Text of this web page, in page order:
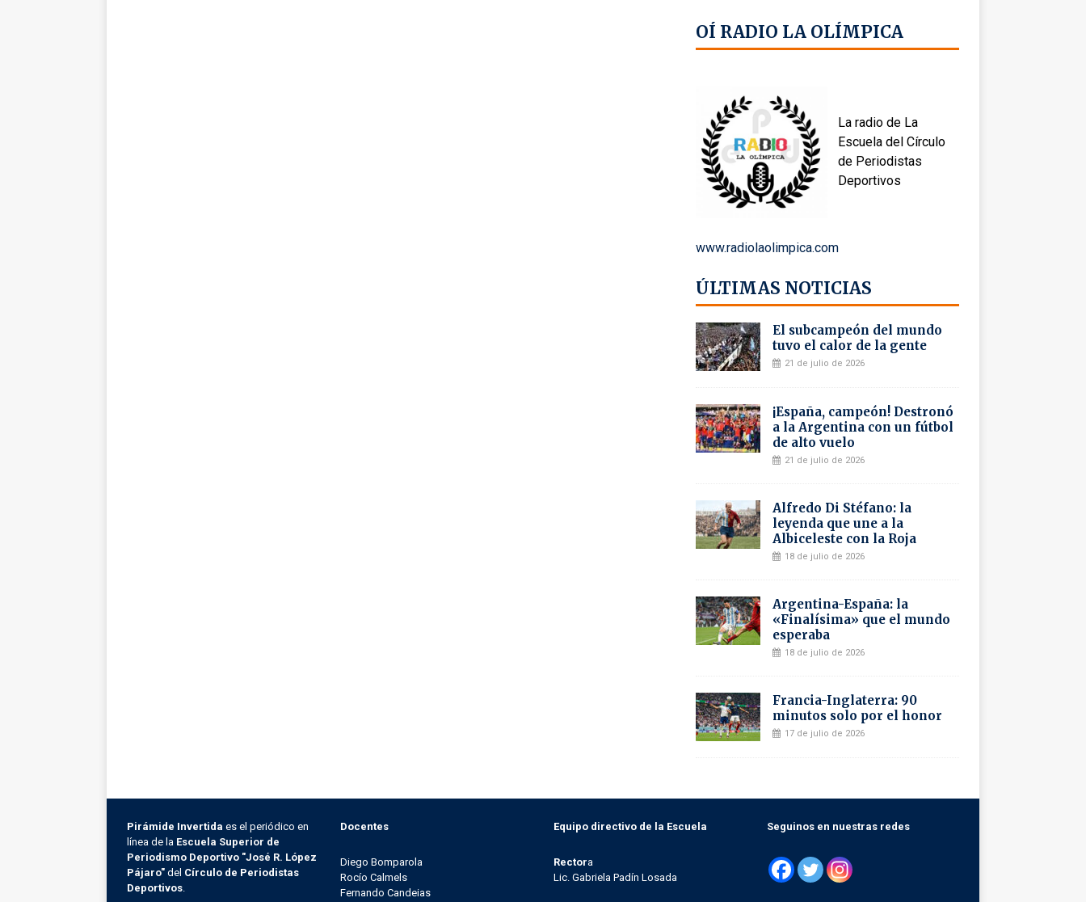
OÍ RADIO LA OLÍMPICA
La radio de La
Escuela del Círculo
de Periodistas
Deportivos
www.radiolaolimpica.com
ÚLTIMAS NOTICIAS
El subcampeón del mundo
tuvo el calor de la gente
21 de julio de 2026
¡España, campeón! Destronó
a la Argentina con un fútbol
de alto vuelo
21 de julio de 2026
Alfredo Di Stéfano: la
leyenda que une a la
Albiceleste con la Roja
18 de julio de 2026
Argentina-España: la
«Finalísima» que el mundo
esperaba
18 de julio de 2026
Francia-Inglaterra: 90
minutos solo por el honor
17 de julio de 2026
Pirámide Invertida es el periódico en
línea de la Escuela Superior de
Periodismo Deportivo "José R. López
Pájaro" del Círculo de Periodistas
Deportivos
Docentes
Diego Bomparola
Rocío Calmels
Fernando Candeias
Equipo directivo de la Escuela
Rectora
Lic. Gabriela Padín Losada
Seguinos en nuestras redes